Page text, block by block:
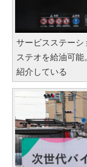
サービスステーシ
ステオを給油可
紹介している